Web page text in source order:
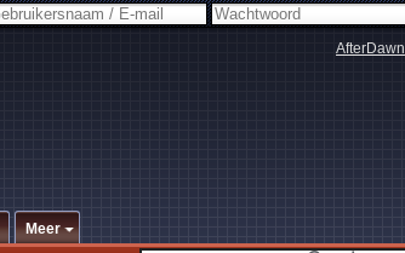
AfterDawn
Meer